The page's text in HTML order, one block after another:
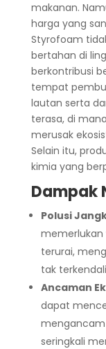
makanan.
harga yang
Styrofoam
bertahan di
berkontribusi
tempat
lautan serta
terasa, di
merusak
Selain itu,
kimia yang
Dampak
Polusi
terurai,
tak
Ancaman
dapat
mengancam
seringkali